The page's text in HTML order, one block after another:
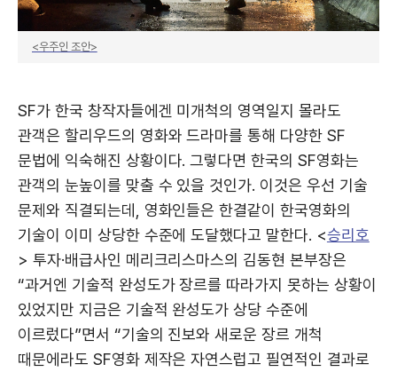
<우주인 조안>
SF가 한국 창작자들에겐 미개척의 영역일지 몰라도
관객은 할리우드의 영화와 드라마를 통해 다양한 SF
문법에 익숙해진 상황이다. 그렇다면 한국의 SF영화는
관객의 눈높이를 맞출 수 있을 것인가. 이것은 우선 기술
문제와 직결되는데, 영화인들은 한결같이 한국영화의
기술이 이미 상당한 수준에 도달했다고 말한다. <승리호
> 투자·배급사인 메리크리스마스의 김동현 본부장은
“과거엔 기술적 완성도가 장르를 따라가지 못하는 상황이
있었지만 지금은 기술적 완성도가 상당 수준에
이르렀다”면서 “기술의 진보와 새로운 장르 개척
때문에라도 SF영화 제작은 자연스럽고 필연적인 결과로